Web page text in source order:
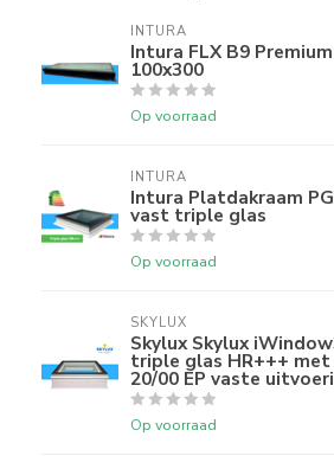
INTURA
Intura FLX B9
100x300
Op voorraad
INTURA
Intura Platdakraam
vast triple glas
Op voorraad
SKYLUX
Skylux Skylux
triple glas HR+++
20/00 EP vaste
Op voorraad